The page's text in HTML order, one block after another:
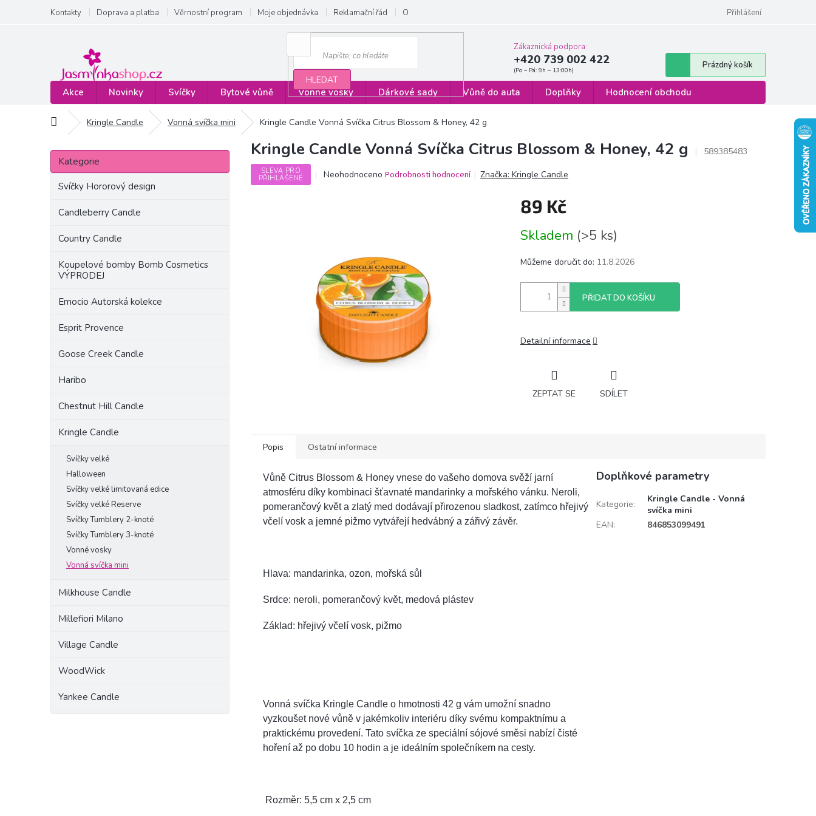
obsah
Kontakty Doprava a platba Věrnostní program Moje objednávka Reklamační řád Obchodní podmínky Formulář pro odstoupení od smlouvy
Přihlášení
HLEDAT
Zákaznická podpora:
+420 739 002 422
Nákupní
košík
Prázdný košík
Akce Novinky Svíčky Bytové vůně Vonné vosky Dárkové sady Vůně do auta Doplňky Hodnocení obchodu
Domů Kringle Candle Vonná svíčka mini Kringle Candle Vonná Svíčka Citrus Blossom & Honey, 42 g
P
s
Přeskočit
kategorie
Kategorie
Svíčky Hororový design
Candleberry Candle
Country Candle
Koupelové bomby Bomb Cosmetics
VÝPRODEJ
Emocio Autorská kolekce
Esprit Provence
Goose Creek Candle
Haribo
Chestnut Hill Candle
Kringle Candle
Svíčky velké
Halloween
Svíčky velké limitovaná edice
Svíčky velké Reserve
Svíčky Tumblery 2-knoté
Svíčky Tumblery 3-knoté
Vonné vosky
Vonná svíčka mini
Milkhouse Candle
Millefiori Milano
Village Candle
WoodWick
Yankee Candle
Kringle Candle Vonná Svíčka Citrus Blossom & Honey, 42 g 589385483
SLEVA PRO
PŘIHLÁŠENÉ
Průměrné
Neohodnoceno Podrobnosti hodnocení Značka:Kringle Candle
89 Kč
cena:
Skladem (>5 ks)
Můžeme doručit do: 11.8.2026
PŘIDAT DO KOŠÍKU
Detailní informace
ZEPTAT SE SDÍLET
Popis Ostatní informace
Vůně Citrus Blossom & Honey vnese do vašeho domova svěží jarní
atmosféru díky kombinaci šťavnaté mandarinky a mořského vánku. Neroli,
pomerančový květ a zlatý med dodávají přirozenou sladkost, zatímco hřejivý
včelí vosk a jemné pižmo vytvářejí hedvábný a zářivý závěr.
Hlava: mandarinka, ozon, mořská sůl
Srdce: neroli, pomerančový květ, medová plástev
Základ: hřejivý včelí vosk, pižmo
Vonná svíčka Kringle Candle o hmotnosti 42 g vám umožní snadno
vyzkoušet nové vůně v jakémkoliv interiéru díky svému kompaktnímu a
praktickému provedení. Tato svíčka ze speciální sójové směsi nabízí čisté
hoření až po dobu 10 hodin a je ideálním společníkem na cesty.
Rozměr: 5,5 cm x 2,5 cm
Doplňkové parametry
Kategorie:
Kringle Candle - Vonná
svíčka mini
EAN: 846853099491